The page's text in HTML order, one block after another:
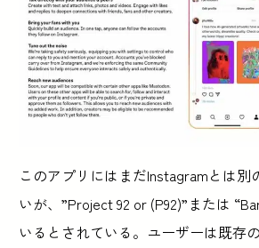
このアプリにはまだInstagramとは別
いが、”Project 92 or (P92)”または
いるとされている。ユーザーは既存